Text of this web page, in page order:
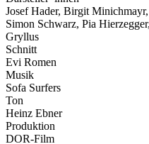
Josef Hader, Birgit
Simon Schwarz, Pia
Gryllus
Schnitt
Evi Romen
Musik
Sofa Surfers
Ton
Heinz Ebner
Produktion
DOR-Film